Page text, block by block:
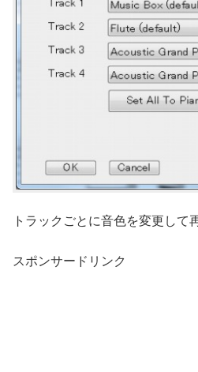
トラックごとに音色を変更して
スポンサードリンク